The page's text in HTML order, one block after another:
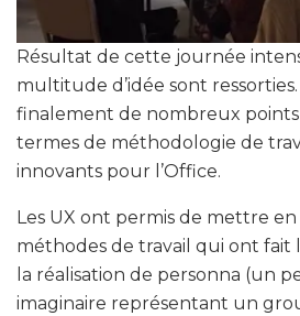
Résultat de cette journée
multitude d’idée sont
finalement de nombreux
termes de méthodologie de
innovants pour l’Office.
Les UX ont permis de mettre
méthodes de travail qui ont
la réalisation de personna (un
imaginaire représentant un